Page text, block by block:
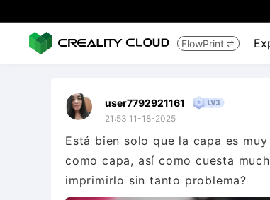
FlowPrint 
user7792921161
21:53 11-18-2025
Está bien solo que la capa es
como capa, así como cuesta
imprimirlo sin tanto problema?